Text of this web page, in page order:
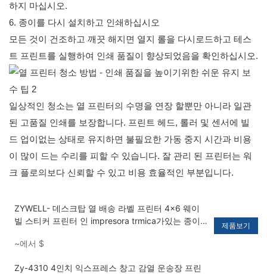
하지 마십시오.
6. 종이를 다시 설치하고 인쇄하십시오
모든 것이 건조하고 깨끗 해지면 열지 롤을 다시로드하고 테스
트 프린트를 실행하여 인쇄 품질이 향상되었음을 확인하십시오.
일상적인 청소는 열 프린터의 수명을 연장 할뿐만 아니라 일관
된 고품질 인쇄를 보장합니다. 프린트 헤드, 롤러 및 센서에 빌
드 업이없는 상태로 유지하면 불필요한 가동 중지 시간과 비용
이 많이 드는 수리를 피할 수 있습니다. 잘 관리 된 프린터는 워
크 플로의보다 신뢰할 수 있고 비용 효율적인 부분입니다.
ZYWELL- 데스크탑 열 배송 라벨 프린터 4x6 웨이
빌 스티커 프린터 인 impresora trmica가있는 종이
~에서 $
제품보기
Zy-4310 4인치 익스프레스 창고 감열 운송장 프린